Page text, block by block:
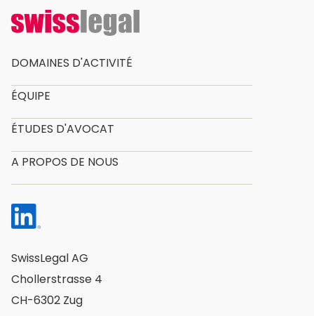
DOMAINES D'ACTIVITÉ
ÉQUIPE
ÉTUDES D'AVOCAT
A PROPOS DE NOUS
SwissLegal AG
Chollerstrasse 4
CH-6302 Zug